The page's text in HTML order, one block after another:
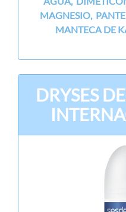
MAGNESIO,
MANTECA DE
DRYSES